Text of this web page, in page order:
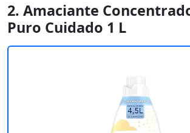
2. Amaciante
Puro Cuidado 1 L